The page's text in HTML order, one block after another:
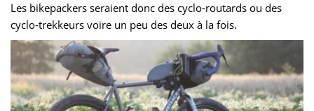
Les bikepackers seraient donc des cyclo-routards ou des
cyclo-trekkeurs voire un peu des deux à la fois.